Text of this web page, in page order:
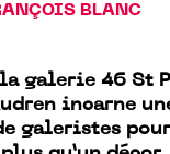
BLANC
galerie 46 St
incarne
galeristes